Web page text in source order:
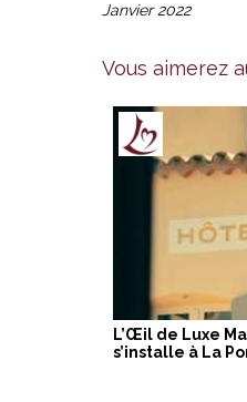
Janvier 2022
Vous aimerez
L’Œil de Luxe
s’installe à La